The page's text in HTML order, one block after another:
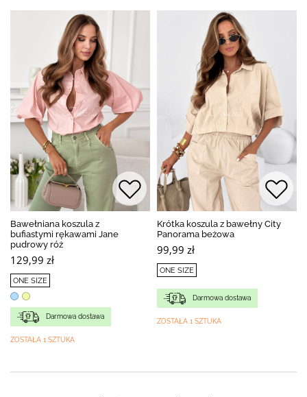
Bawełniana koszula z
bufiastymi rękawami Jane
pudrowy róż
129,99 zł
ONE SIZE
Darmowa dostawa
ZOSTAŁA 1 SZTUKA
Krótka koszula z bawełny City
Panorama beżowa
99,99 zł
ONE SIZE
Darmowa dostawa
ZOSTAŁA 1 SZTUKA